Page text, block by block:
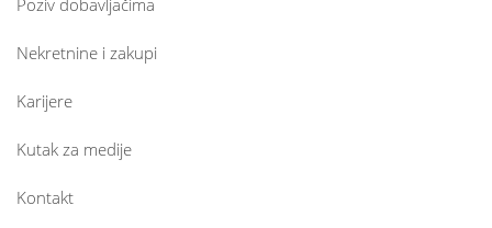
Poziv dobavljačima
Nekretnine i zakupi
Karijere
Kutak za medije
Kontakt